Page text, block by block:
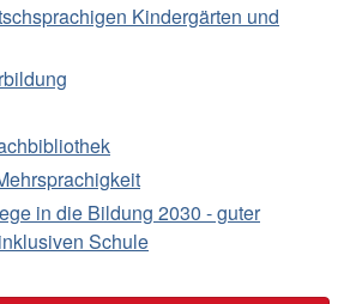
Kindergärten und
in die Bildung 2030 - guter
Schule